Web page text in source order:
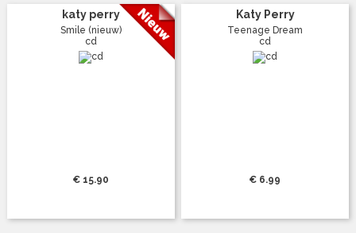
katy perry
Smile (nieuw)
cd
€ 15.90
Katy Perry
Teenage Dream
cd
€ 6.99